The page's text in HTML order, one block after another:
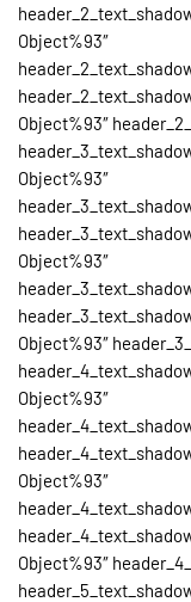
Object%93″
Object%93″
Object%93″
Object%93″
Object%93″
Object%93″
Object%93″
Object%93″